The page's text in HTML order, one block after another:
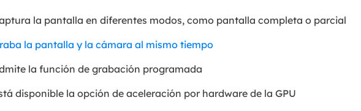
la pantalla en diferentes modos, como pantalla completa o parcial
la pantalla y la cámara al mismo tiempo
la función de grabación programada
disponible la opción de aceleración por hardware de la GPU